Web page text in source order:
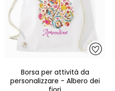
Borsa per attività da
personalizzare - Albero dei